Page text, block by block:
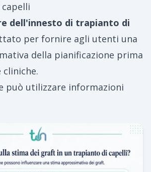
dell'innesto di trapianto di
per fornire agli utenti una
della pianificazione prima
può utilizzare informazioni